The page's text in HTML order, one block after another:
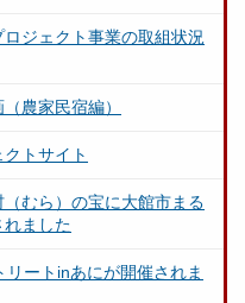
ジェクト事業の取組状況
農家民宿編）
トサイト
むら）の宝に大館市まる
れました
ートinあにが開催されま